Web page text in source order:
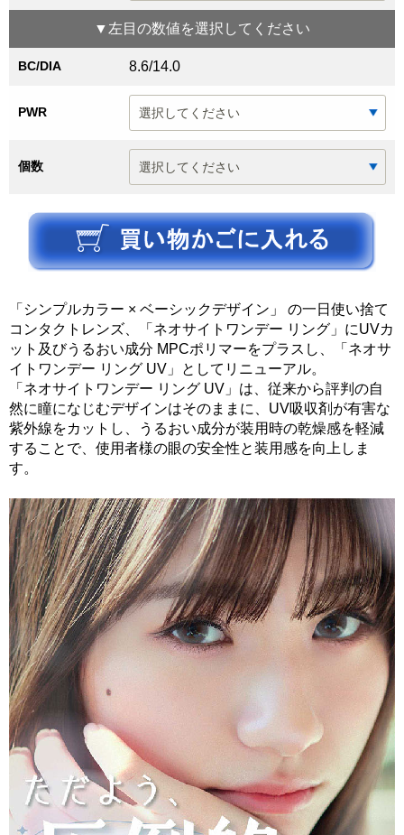
▼ 左目 の数値を選択してください
BC/DIA 8.6/14.0
PWR
個数
「シンプルカラー × ベーシックデザイン」 の一日使い捨て
コンタクトレンズ、「ネオサイトワンデー リング」にUVカ
ット及びうるおい成分 MPCポリマーをプラスし、「ネオサ
イトワンデー リング UV」としてリニューアル。
「ネオサイトワンデー リング UV」は、従来から評判の自
然に瞳になじむデザインはそのままに、UV吸収剤が有害な
紫外線をカットし、うるおい成分が装用時の乾燥感を軽減
することで、使用者様の眼の安全性と装用感を向上しま
す。